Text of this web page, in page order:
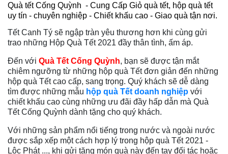
Quà tết Cống Quỳnh - Cung Cấp Giỏ quà tết, hộp quà tết
uy tín - chuyên nghiệp - Chiết khấu cao - Giao quà tận nơi.
Tết Canh Tý sẽ ngập tràn yêu thương hơn khi cùng gửi
trao những Hộp Quà Tết 2021 đầy thân tình, ấm áp.
Đến với Quà Tết Cống Quỳnh, bạn sẽ được tận mắt
chiêm ngưỡng từ những hộp quà Tết đơn giản đến những
hộp quà Tết cao cấp, sang trọng. Quý khách sẽ dễ dàng
tìm được những mẫu hộp quà Tết doanh nghiệp với
chiết khấu cao cùng những ưu đãi đầy hấp dẫn mà Quà
Tết Cống Quỳnh dành tặng cho quý khách.
Với những sản phẩm nổi tiếng trong nước và ngoài nước
được sắp xếp một cách hợp lý trong hộp quà Tết 2021 -
Lộc Phát ..., khi gửi tặng món quà này đến tay đối tác hoặc